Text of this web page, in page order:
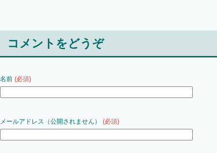
コメントをどうぞ
名前 (必須)
メールアドレス（公開されません） (必須)